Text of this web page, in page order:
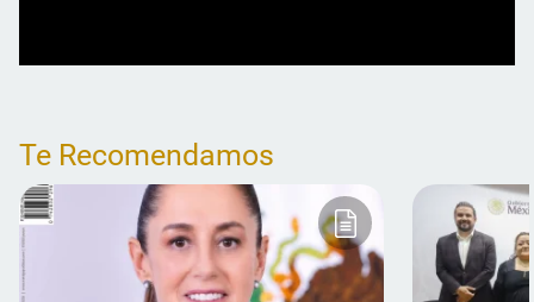
Te Recomendamos